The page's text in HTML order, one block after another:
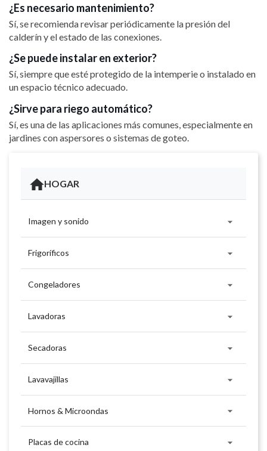
HOGAR
Imagen y sonido 
Frigoríficos 
Congeladores 
Lavadoras 
Secadoras 
Lavavajillas 
Hornos & Microondas 
Placas de cocina 
¿Es necesario mantenimiento?
Sí, se recomienda revisar periódicamente la presión del
calderín y el estado de las conexiones.
¿Se puede instalar en exterior?
Sí, siempre que esté protegido de la intemperie o instalado en
un espacio técnico adecuado.
¿Sirve para riego automático?
Sí, es una de las aplicaciones más comunes, especialmente en
jardines con aspersores o sistemas de goteo.